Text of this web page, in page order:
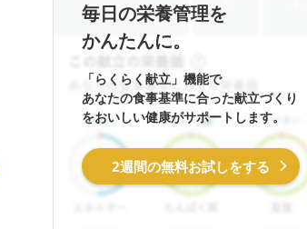
毎日の栄養管理を
かんたんに。
「らくらく献立」機能で
あなたの食事基準に合った献立づくり
をおいしい健康がサポートします。
2週間の無料お試しをする